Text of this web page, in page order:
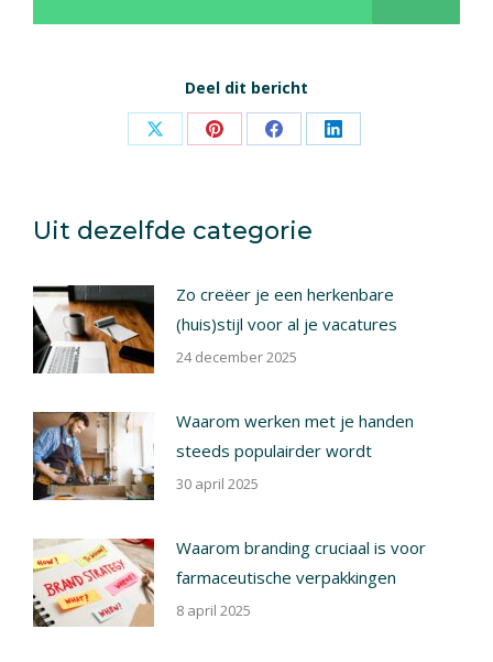
Deel dit bericht
Share Share Share Share
Uit dezelfde categorie
Zo creëer je een herkenbare
(huis)stijl voor al je vacatures
24 december 2025
Waarom werken met je handen
steeds populairder wordt
30 april 2025
Waarom branding cruciaal is voor
farmaceutische verpakkingen
8 april 2025